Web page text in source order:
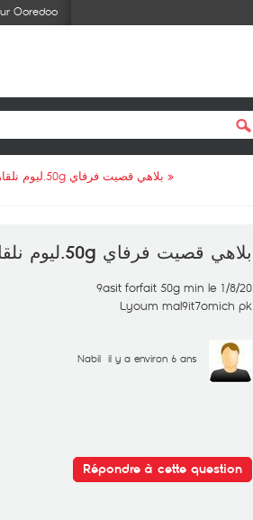
Ooredoo
بلاهي قصيت فرفاي 50g.ليوم نلقاهم تنحاو »
بلاهي قصيت فرفاي 50g.ليوم نلقاهم تنحاو
9asit forfait 50g min le 1/8/20
Lyoum mal9it7omich pk
Nabil il y a environ 6 ans
Répondre à cette question